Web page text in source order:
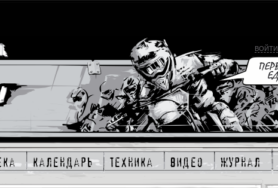
календарь техника видео журнал
ВОЙТИ